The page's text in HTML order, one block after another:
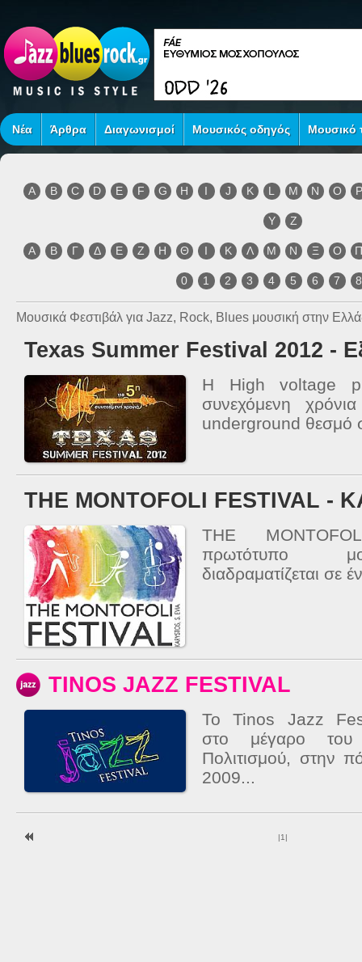
Νέα Άρθρα Διαγωνισμοί Μουσικός οδηγός Μουσικό
A B C D E F G H I J K L M N O P
Y Z
Α Β Γ Δ Ε Ζ Η Θ Ι Κ Λ Μ Ν Ξ Ο
0 1 2 3 4 5 6 7 8
Μουσικά Φεστιβάλ για Jazz, Rock, Blues μουσική στην
Texas Summer Festival 2012 -
Η High voltage
συνεχόμενη
underground θεσμό
THE MONTOFOLI FESTIVAL -
THE
πρωτότυπο
διαδραματίζεται σε
TINOS JAZZ FESTIVAL
Το Tinos Jazz
στο μέγαρο του
Πολιτισμού, στην
2009...
1